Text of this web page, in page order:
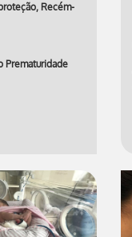
, Recém-
Prematuridade